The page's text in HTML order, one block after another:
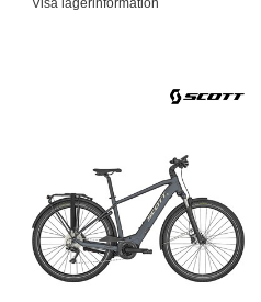
Visa lagerinformation